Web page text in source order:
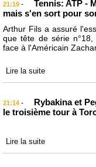
21:19 -
Tennis: ATP -
mais s'en sort pour
Arthur Fils a assuré
que tête de série
face à l'Américain
Lire la suite
21:14 -
Rybakina et
le troisième tour à
Lire la suite